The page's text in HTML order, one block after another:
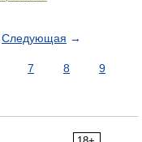
Следующая →
7 8
9